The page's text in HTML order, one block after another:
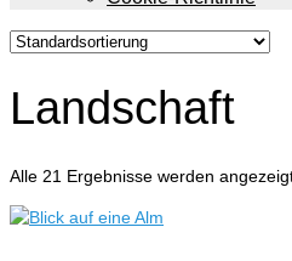
Landschaft
Alle 21 Ergebnisse werden